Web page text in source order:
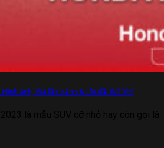
ảnh, Giá lăn bánh & Ưu đãi 8/2026